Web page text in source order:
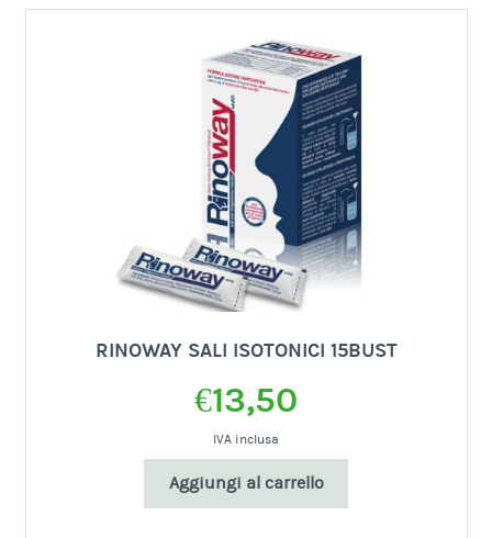
RINOWAY SALI ISOTONICI 15BUST
€13,50
IVA inclusa
Aggiungi al carrello